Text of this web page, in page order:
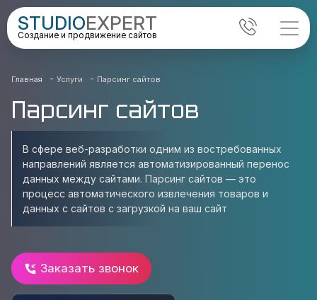
STUDIOEXPERT
Создание и продвижение сайтов
Главная - Услуги - Парсинг сайтов
Парсинг сайтов
В сфере веб-разработки одним из востребованных
направлений является автоматизированный перенос
данных между сайтами. Парсинг сайтов — это
процесс автоматического извлечения товаров и
данных с сайтов с загрузкой на ваш сайт
Заказать звонок